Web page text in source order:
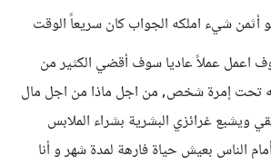
شيء املكه الجواب كان سريعاً الوقت
اعمل عملاً عاديا سوف أقضي الكثير من
تحت إمرة شخص, من اجل ماذا من اجل مال
ويشبع غرائزي البشرية بشراء الملابس
الناس بعيش حياة فارهة لمدة شهر و أنا